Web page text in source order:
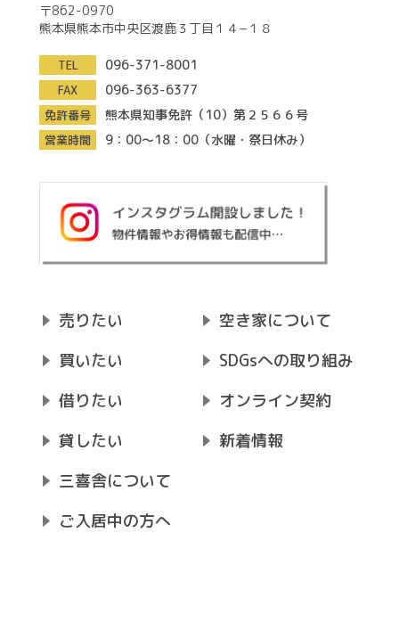
〒862-0970
熊本県熊本市中央区渡鹿３丁目１４−１８
TEL 096-371-8001
FAX 096-363-6377
免許番号 熊本県知事免許（10）第２５６６号
営業時間 9：00～18：00（水曜・祭日休み）
売りたい
買いたい
借りたい
貸したい
三喜舎について
ご入居中の方へ
空き家について
SDGsへの取り組み
オンライン契約
新着情報